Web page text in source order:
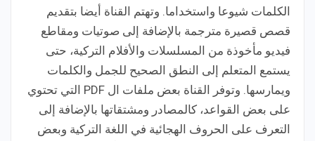
الكلمات شيوعا واستخداما. وتهتم القناة أيضا بتقديم
قصص قصيرة مترجمة بالإضافة إلى صوتيات ومقاطع
فيديو مأخوذة من المسلسلات والأفلام التركية، حتى
يستمع المتعلم إلى النطق الصحيح للجمل والكلمات
ويمارسها. وتوفر القناة بعض ملفات ال PDF التي تحتوي
على بعض القواعد، كالمصادر ومشتقاتها بالإضافة إلى
التعرف على الحروف الهجائية في اللغة التركية وبعض